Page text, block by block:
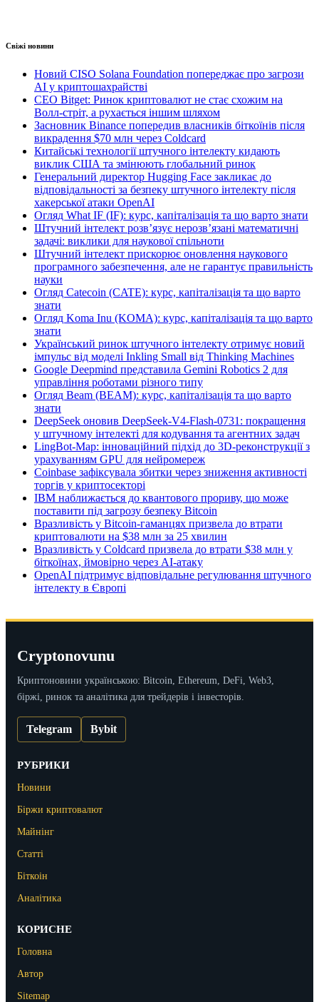
Свіжі новини
Новий CISO Solana Foundation попереджає про загрози
AI у криптошахрайстві
CEO Bitget: Ринок криптовалют не стає схожим на
Волл-стріт, а рухається іншим шляхом
Засновник Binance попередив власників біткоїнів після
викрадення $70 млн через Coldcard
Китайські технології штучного інтелекту кидають
виклик США та змінюють глобальний ринок
Генеральний директор Hugging Face закликає до
відповідальності за безпеку штучного інтелекту після
хакерської атаки OpenAI
Огляд What IF (IF): курс, капіталізація та що варто знати
Штучний інтелект розв’язує нерозв’язані математичні
задачі: виклики для наукової спільноти
Штучний інтелект прискорює оновлення наукового
програмного забезпечення, але не гарантує правильність
науки
Огляд Catecoin (CATE): курс, капіталізація та що варто
знати
Огляд Koma Inu (KOMA): курс, капіталізація та що варто
знати
Український ринок штучного інтелекту отримує новий
імпульс від моделі Inkling Small від Thinking Machines
Google Deepmind представила Gemini Robotics 2 для
управління роботами різного типу
Огляд Beam (BEAM): курс, капіталізація та що варто
знати
DeepSeek оновив DeepSeek-V4-Flash-0731: покращення
у штучному інтелекті для кодування та агентних задач
LingBot-Map: інноваційний підхід до 3D-реконструкції з
урахуванням GPU для нейромереж
Coinbase зафіксувала збитки через зниження активності
торгів у криптосекторі
IBM наближається до квантового прориву, що може
поставити під загрозу безпеку Bitcoin
Вразливість у Bitcoin-гаманцях призвела до втрати
криптовалюти на $38 млн за 25 хвилин
Вразливість у Coldcard призвела до втрати $38 млн у
біткоїнах, ймовірно через AI-атаку
OpenAI підтримує відповідальне регулювання штучного
інтелекту в Європі
Cryptonovunu
Криптоновини українською: Bitcoin, Ethereum, DeFi, Web3,
біржі, ринок та аналітика для трейдерів і інвесторів.
Telegram Bybit
РУБРИКИ
Новини
Біржи криптовалют
Майнінг
Статті
Біткоін
Аналітика
КОРИСНЕ
Головна
Автор
Sitemap